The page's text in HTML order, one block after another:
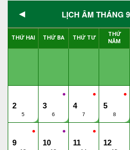
◄ LỊCH ÂM THÁNG
THỨ HAI THỨ BA THỨ TƯ
THỨ
NĂM
2
5
●
3
6
●
4
7
●
5
8
●
9
●
10
●
11 12